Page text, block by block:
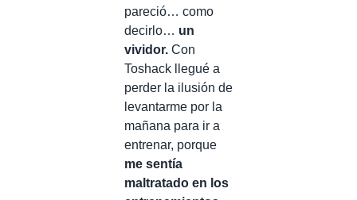
pareció… como
decirlo… un
vividor. Con
Toshack llegué a
perder la ilusión de
levantarme por la
mañana para ir a
entrenar, porque
me sentía
maltratado en los